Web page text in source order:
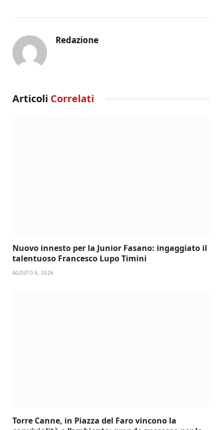
Redazione
Articoli Correlati
Nuovo innesto per la Junior Fasano: ingaggiato il
talentuoso Francesco Lupo Timini
AGOSTO 6, 2026
Torre Canne, in Piazza del Faro vincono la